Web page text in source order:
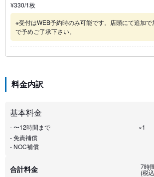
¥330/1枚
※受付はWEB予約時のみ可能です。店頭にて追加
で予めご了承下さい。
料金内訳
基本料金
- 〜12時間まで ×1
- 免責補償
- NOC補償
合計料金 7時
(税